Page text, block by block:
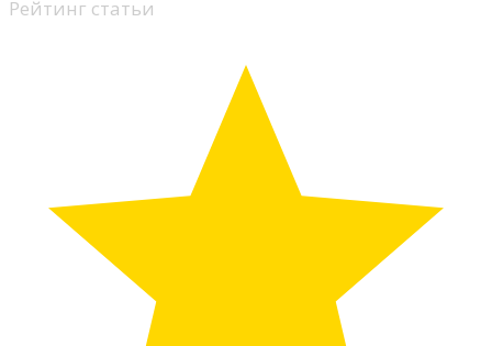
Рейтинг статьи